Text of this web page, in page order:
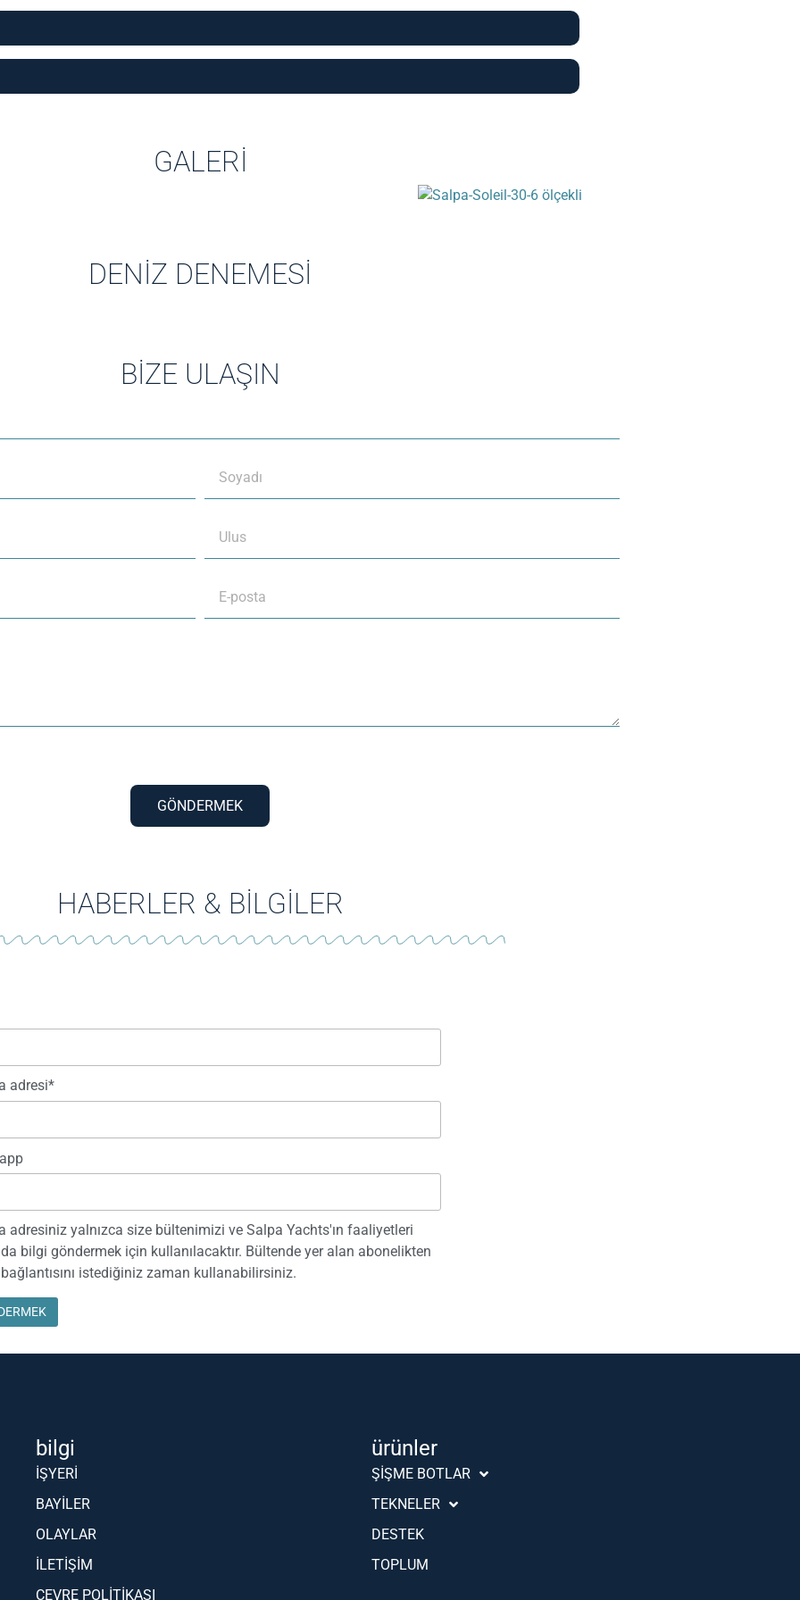
GALERI
DENIZ DENEMESI
BIZE ULAŞIN
GÖNDERMEK
HABERLER & BİLGİLER
adresi*
adresiniz yalnızca size bültenimizi ve Salpa Yachts'ın faaliyetleri
bilgi göndermek için kullanılacaktır. Bültende yer alan abonelikten
istediğiniz zaman kullanabilirsiniz.
bilgi
İŞYERI
BAYILER
OLAYLAR
İLETIŞIM
ÇEVRE POLITIKASI
ürünler
ŞIŞME BOTLAR
TEKNELER
DESTEK
TOPLUM